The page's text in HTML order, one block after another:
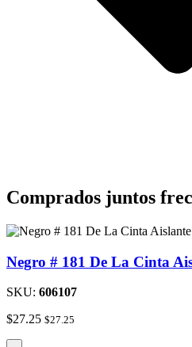
Comprados juntos
Negro # 181 De La Cinta
SKU: 606107
$27.25 $27.25